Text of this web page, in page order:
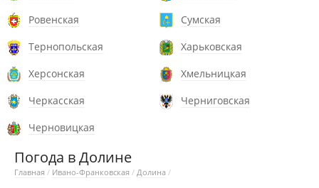
Ровенская
Сумская
Тернопольская
Харьковская
Херсонская
Хмельницкая
Черкасская
Черниговская
Черновицкая
Погода в Долине
Главная / Ивано-Франковская / Долина /